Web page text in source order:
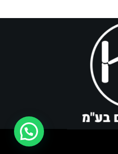
איך אפשר לעזור?